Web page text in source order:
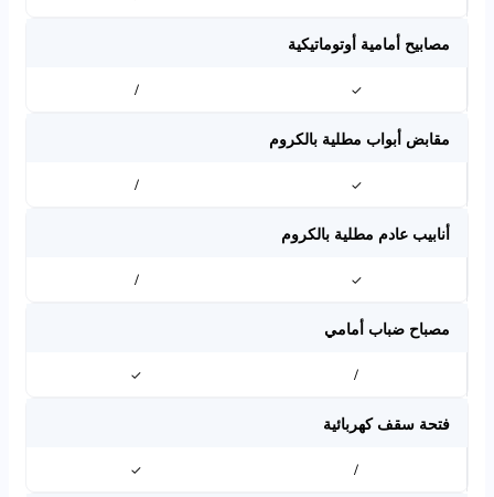
مصابيح أمامية أوتوماتيكية
✓
/
مقابض أبواب مطلية بالكروم
✓
/
أنابيب عادم مطلية بالكروم
✓
/
مصباح ضباب أمامي
/
✓
فتحة سقف كهربائية
/
✓